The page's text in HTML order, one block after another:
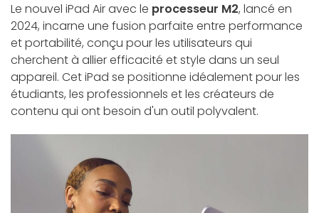
Le nouvel iPad Air avec le processeur M2, lancé en
2024, incarne une fusion parfaite entre performance
et portabilité, conçu pour les utilisateurs qui
cherchent à allier efficacité et style dans un seul
appareil. Cet iPad se positionne idéalement pour les
étudiants, les professionnels et les créateurs de
contenu qui ont besoin d'un outil polyvalent.